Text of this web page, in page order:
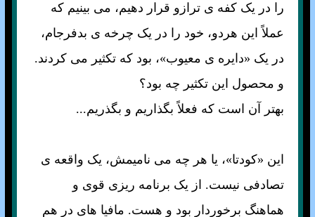
را در يک کفه ی ترازو قرار دهيم، می بينيم که
عملاً اين هردو، خود را در يک چرخه ی بدفرجام،
در يک «دايره ی معيوب»، بود که تکثير می کردند.
و محصول اين تکثير چه بود؟
بهتر آن است که فعلاً بگذاريم و بگذريم...
اين «کودتا»، يا هر چه می ناميمش، يک واقعه ی
تصادفی نيست. از يک برنامه ريزی قوی و
هماهنگ برخوردار بود و هست. مافيا های در هم